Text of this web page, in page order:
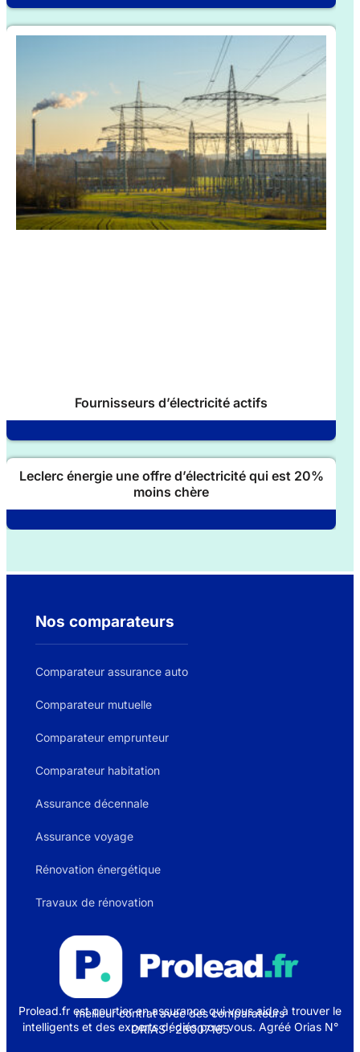
Fournisseurs d’électricité actifs
Leclerc énergie une offre d’électricité qui est 20%
moins chère
Nos comparateurs
Comparateur assurance auto
Comparateur mutuelle
Comparateur emprunteur
Comparateur habitation
Assurance décennale
Assurance voyage
Rénovation énergétique
Travaux de rénovation
Prolead.fr est courtier en assurance qui vous aide à trouver le
meilleur contrat avec des comparateurs
intelligents et des experts dédiés pour vous. Agréé Orias N°
ORIAS : 26007165